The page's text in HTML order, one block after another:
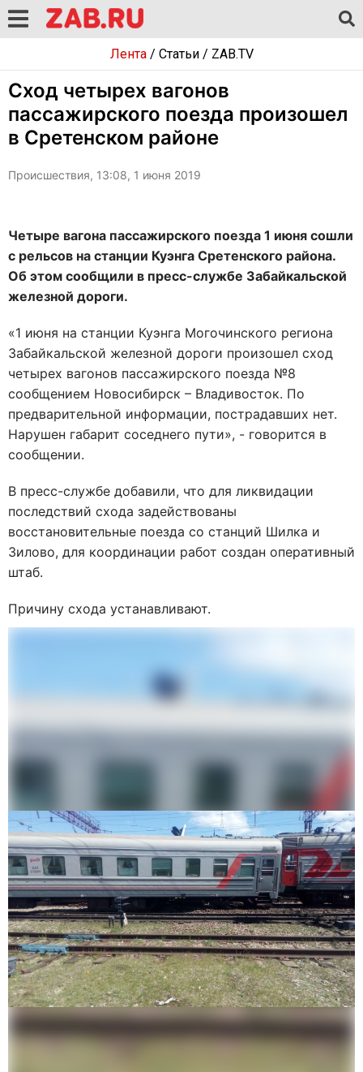
Лента/ Статьи/ ZAB.TV
Сход четырех вагонов
пассажирского поезда произошел
в Сретенском районе
Происшествия, 13:08, 1 июня 2019
Четыре вагона пассажирского поезда 1 июня сошли
с рельсов на станции Куэнга Сретенского района.
Об этом сообщили в пресс-службе Забайкальской
железной дороги.
«1 июня на станции Куэнга Могочинского региона
Забайкальской железной дороги произошел сход
четырех вагонов пассажирского поезда №8
сообщением Новосибирск – Владивосток. По
предварительной информации, пострадавших нет.
Нарушен габарит соседнего пути», - говорится в
сообщении.
В пресс-службе добавили, что для ликвидации
последствий схода задействованы
восстановительные поезда со станций Шилка и
Зилово, для координации работ создан оперативный
штаб.
Причину схода устанавливают.